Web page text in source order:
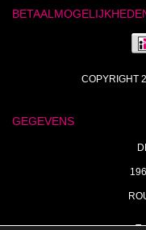
COPYRIGHT
GEGEVENS